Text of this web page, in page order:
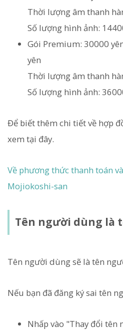
Thời lượng âm thanh
Số lượng hình ảnh:
Gói Premium: 30000
yên
Thời lượng âm thanh
Số lượng hình ảnh:
Để biết thêm chi tiết về hợp
xem tại đây.
Về phương thức thanh toán
Mojiokoshi-san
Tên người dùng là
Tên người dùng sẽ là tên
Nếu bạn đã đăng ký sai tên
Nhấp vào "Thay đổi tên